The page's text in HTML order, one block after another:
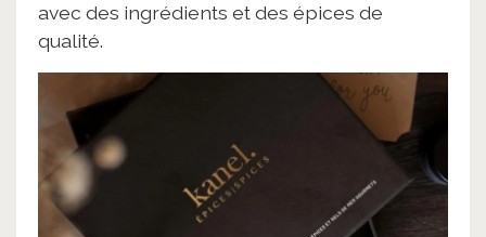
avec des ingrédients et des épices de
qualité.